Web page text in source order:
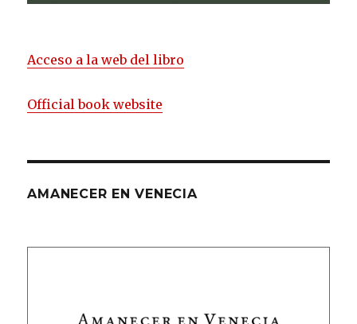
Acceso a la web del libro
Official book website
AMANECER EN VENECIA